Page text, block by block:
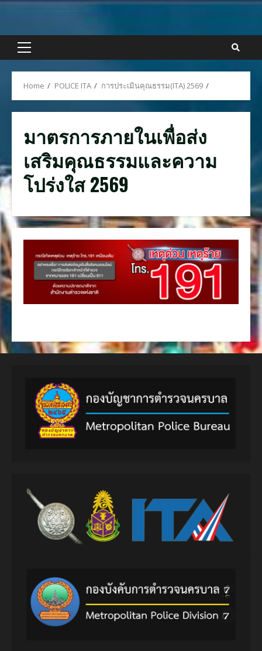
Skip
content
Primary
Home POLICE ITA การประเมินคุณธรรม(ITA) 2569
มาตรการภายในเพื่อส่ง
เสริมคุณธรรมและความ
โปร่งใส 2569